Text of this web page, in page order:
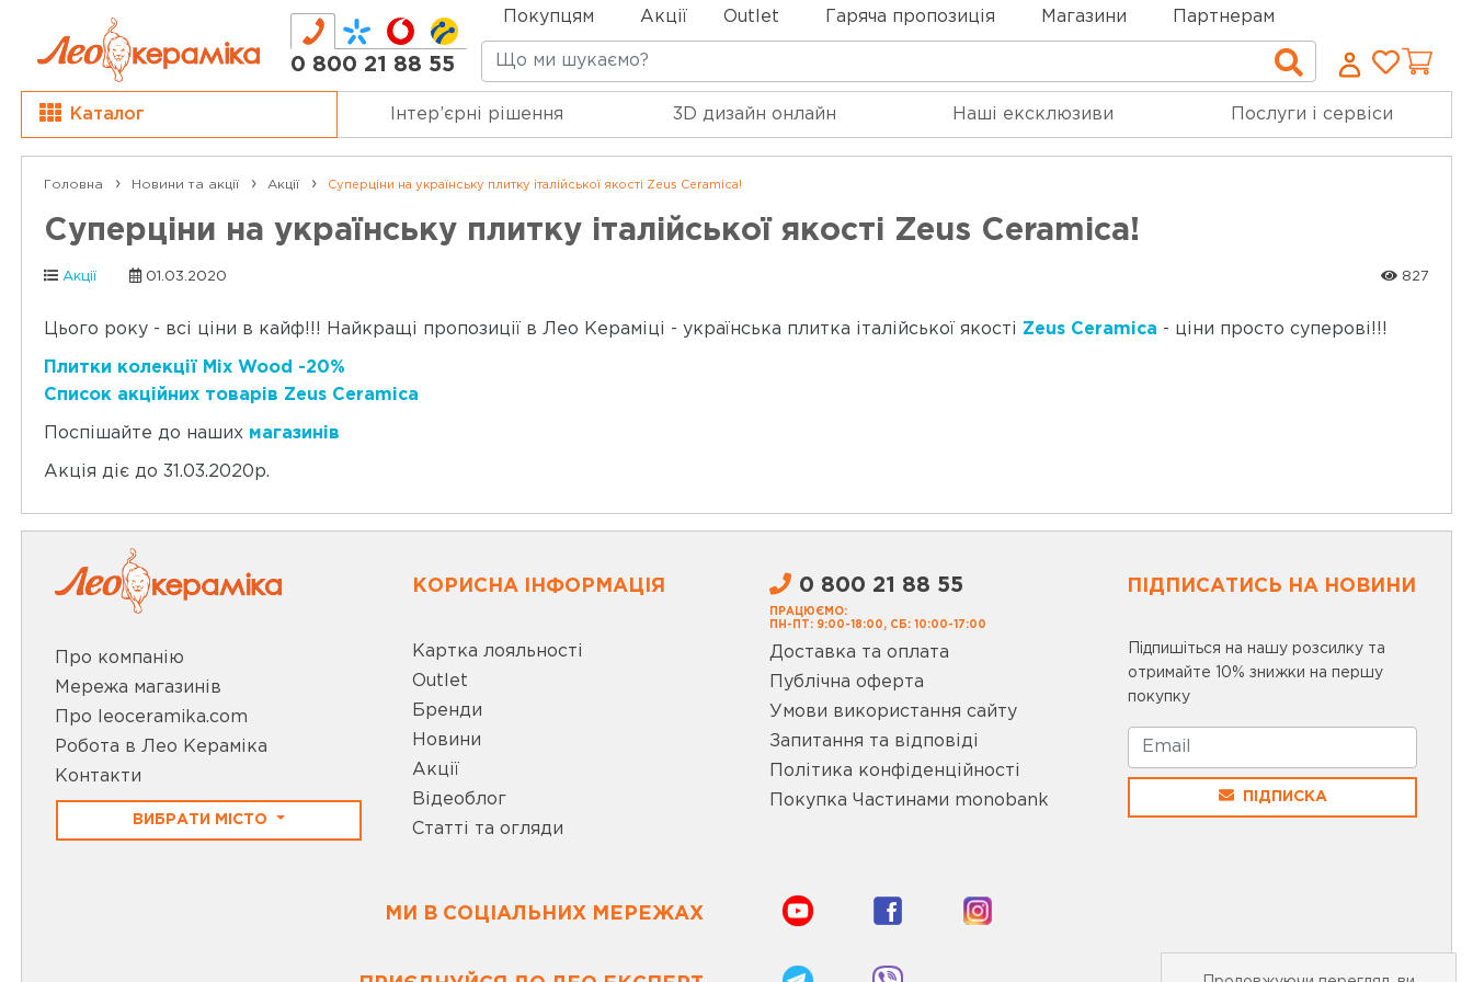
Покупцям Акції Outlet Гаряча пропозиція Магазини Партнерам
0 800 21 88 55 Пошук
Каталог Інтер’єрні рішення 3D дизайн онлайн Наші ексклюзиви Послуги і сервіси
Головна Новини та акції Акції Суперціни на українську плитку італійської якості Zeus Ceramica!
Суперціни на українську плитку італійської якості Zeus Ceramica!
Акції 01.03.2020 827
Цього року - всі ціни в кайф!!! Найкращі пропозиції в Лео Кераміці - українська плитка італійської якості Zeus Ceramica - ціни просто суперові!!!
Плитки колекції Mix Wood -20%
Список акційних товарів Zeus Ceramica
Поспішайте до наших магазинів
Акція діє до 31.03.2020р.
Про компанію
Мережа магазинів
Про leoceramika.com
Робота в Лео Кераміка
Контакти
ВИБРАТИ МІСТО
КОРИСНА ІНФОРМАЦІЯ
Картка лояльності
Outlet
Бренди
Новини
Акції
Відеоблог
Статті та огляди
0 800 21 88 55
ПРАЦЮЄМО:
ПН-ПТ: 9:00-18:00, СБ: 10:00-17:00
Доставка та оплата
Публічна оферта
Умови використання сайту
Запитання та відповіді
Політика конфіденційності
Покупка Частинами monobank
ПІДПИСАТИСЬ НА НОВИНИ
Підпишіться на нашу розсилку та
отримайте 10% знижки на першу
покупку
ПІДПИСКА
МИ В СОЦІАЛЬНИХ МЕРЕЖАХ